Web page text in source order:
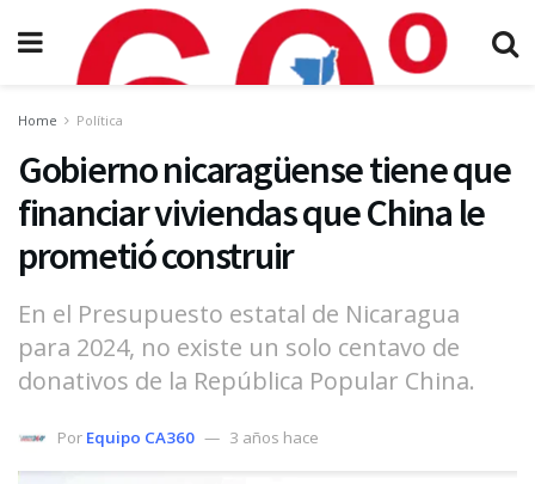
Home Política
Gobierno nicaragüense tiene que
financiar viviendas que China le
prometió construir
En el Presupuesto estatal de Nicaragua
para 2024, no existe un solo centavo de
donativos de la República Popular China.
Por Equipo CA360 3 años hace